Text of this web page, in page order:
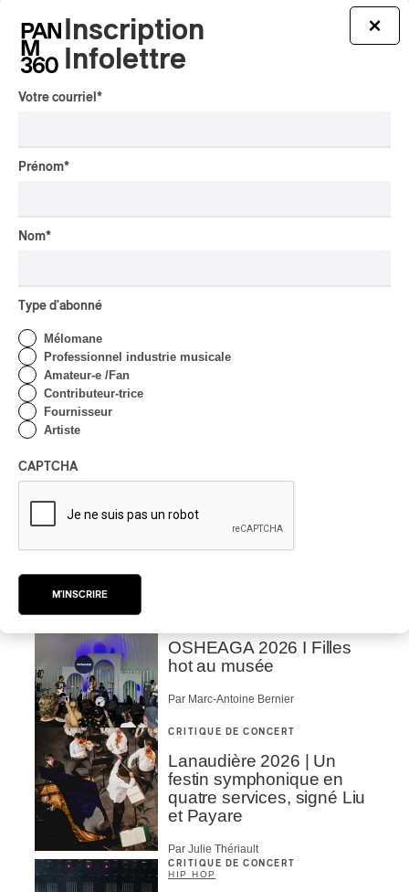
passions avec Rachel
Barton Pine
Par Alexandre Villemaire
| Macbeth, une tragédie
CRITIQUE DE CONCERT
CRITIQUE DE CONCERT
OSHEAGA 2026 I
OSHEAGA 2026 I Filles
hot au musée
Par Marc-Antoine Bernier
CRITIQUE DE CONCERT
Lanaudière 2026 | Un
festin symphonique en
quatre services, signé Liu
et Payare
Par Julie Thériault
CRITIQUE DE CONCERT
HIP HOP
×
Inscription
Infolettre
Votre courriel *
Prénom*
Nom*
Type d'abonné
Mélomane
Professionnel industrie musicale
Amateur-e /Fan
Contributeur-trice
Fournisseur
Artiste
CAPTCHA
M'INSCRIRE